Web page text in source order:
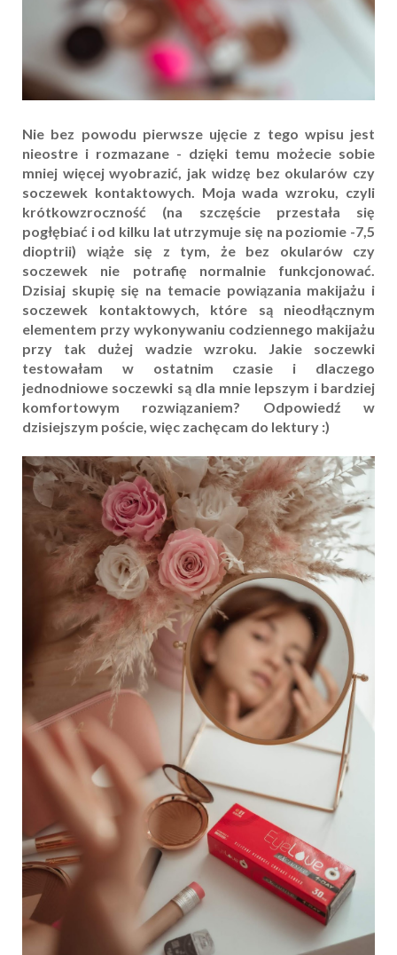
Nie bez powodu pierwsze ujęcie z tego wpisu jest
nieostre i rozmazane - dzięki temu możecie sobie
mniej więcej wyobrazić, jak widzę bez okularów czy
soczewek kontaktowych. Moja wada wzroku, czyli
krótkowzroczność (na szczęście przestała się
pogłębiać i od kilku lat utrzymuje się na poziomie -7,5
dioptrii) wiąże się z tym, że bez okularów czy
soczewek nie potrafię normalnie funkcjonować.
Dzisiaj skupię się na temacie powiązania makijażu i
soczewek kontaktowych, które są nieodłącznym
elementem przy wykonywaniu codziennego makijażu
przy tak dużej wadzie wzroku. Jakie soczewki
testowałam w ostatnim czasie i dlaczego
jednodniowe soczewki są dla mnie lepszym i bardziej
komfortowym rozwiązaniem? Odpowiedź w
dzisiejszym poście, więc zachęcam do lektury :)